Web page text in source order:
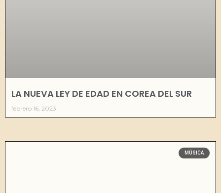
LA NUEVA LEY DE EDAD EN COREA DEL SUR
febrero 16, 2023
MÚSICA